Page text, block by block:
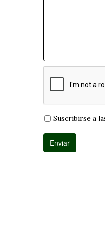
Suscribirse a